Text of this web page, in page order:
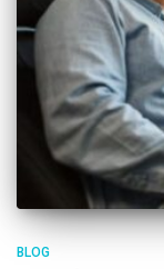
BLOG